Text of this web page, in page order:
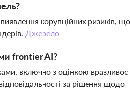
корупційних ризиків,
Джерело
frontier AI?
включно з оцінкою
за рішення щодо